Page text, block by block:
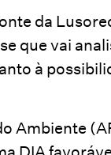
da
que vai
à
Ambiente